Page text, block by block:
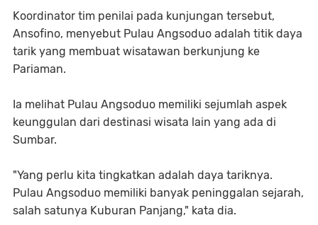
Koordinator tim penilai pada kunjungan tersebut,
Ansofino, menyebut Pulau Angsoduo adalah titik daya
tarik yang membuat wisatawan berkunjung ke
Pariaman.
Ia melihat Pulau Angsoduo memiliki sejumlah aspek
keunggulan dari destinasi wisata lain yang ada di
Sumbar.
"Yang perlu kita tingkatkan adalah daya tariknya.
Pulau Angsoduo memiliki banyak peninggalan sejarah,
salah satunya Kuburan Panjang," kata dia.